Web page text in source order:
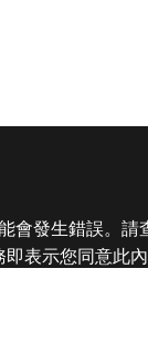
會發生錯誤。請
表示您同意此